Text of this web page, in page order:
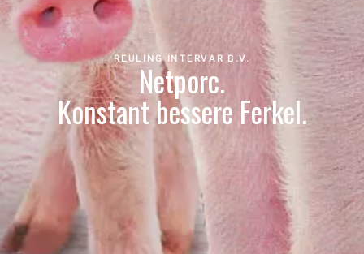
REULING INTERVAR B.V.
Netporc.
Konstant bessere Ferkel.